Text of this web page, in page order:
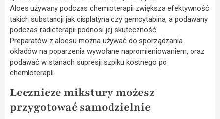
Aloes używany podczas chemioterapii zwiększa efektywność
takich substancji jak cisplatyna czy gemcytabina, a podawany
podczas radioterapii podnosi jej skuteczność.
Preparatów z aloesu można używać do sporządzania
okładów na poparzenia wywołane napromieniowaniem, oraz
podawać w stanach supresji szpiku kostnego po
chemioterapii.
Lecznicze mikstury możesz
przygotować samodzielnie